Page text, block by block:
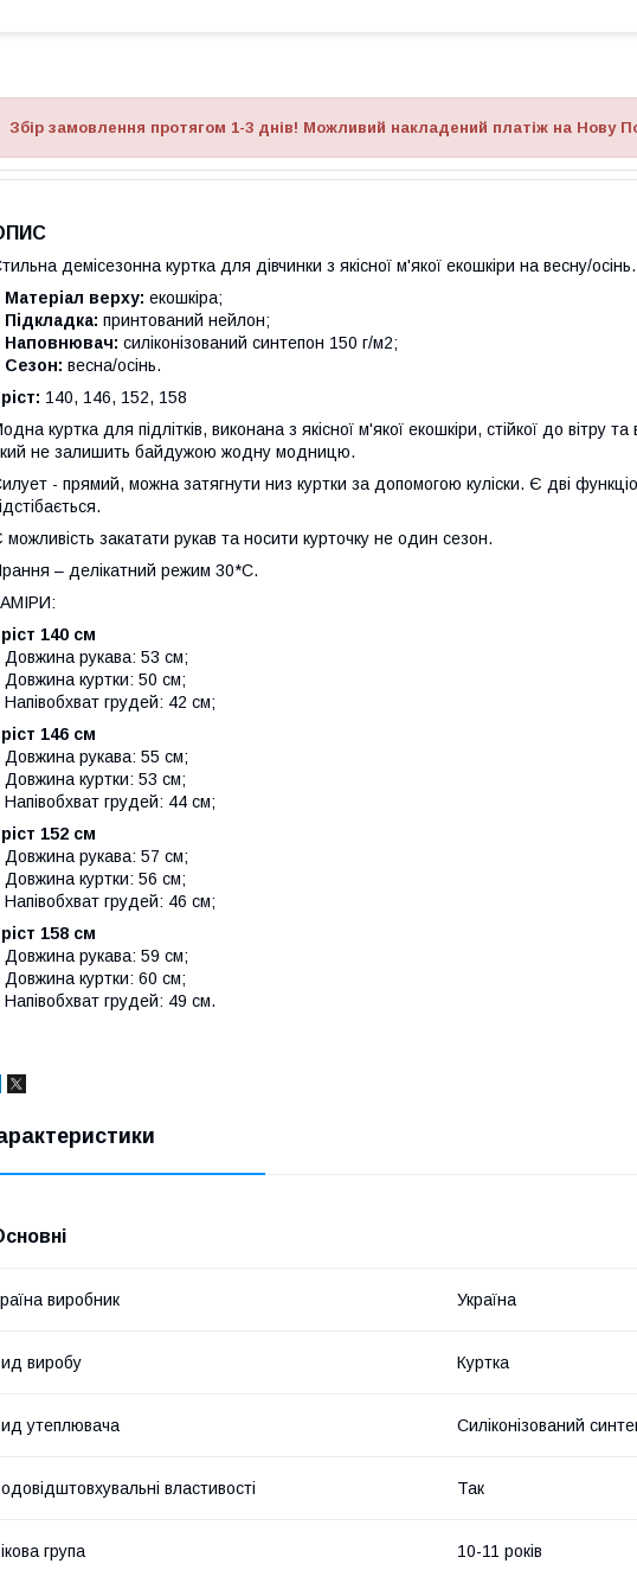
Збір замовлення протягом 1-3 днів! Можливий накладений платіж на Нову
демісезонна куртка для дівчинки з якісної м'якої екошкіри на весну/осінь.
Матеріал верху: екошкіра;
Підкладка: принтований нейлон;
Наповнювач: силіконізований синтепон 150 г/м2;
Сезон: весна/осінь.
140, 146, 152, 158
куртка для підлітків, виконана з якісної м'якої екошкіри, стійкої до вітру
не залишить байдужою жодну модницю.
- прямий, можна затягнути низ куртки за допомогою куліски. Є дві
можливість закатати рукав та носити курточку не один сезон.
– делікатний режим 30*С.
140 см
Довжина рукава: 53 см;
Довжина куртки: 50 см;
Напівобхват грудей: 42 см;
146 см
Довжина рукава: 55 см;
Довжина куртки: 53 см;
Напівобхват грудей: 44 см;
152 см
Довжина рукава: 57 см;
Довжина куртки: 56 см;
Напівобхват грудей: 46 см;
158 см
Довжина рукава: 59 см;
Довжина куртки: 60 см;
Напівобхват грудей: 49 см.
виробник Україна
виробу Куртка
утеплювача Силіконізований
властивості Так
група 10-11 років